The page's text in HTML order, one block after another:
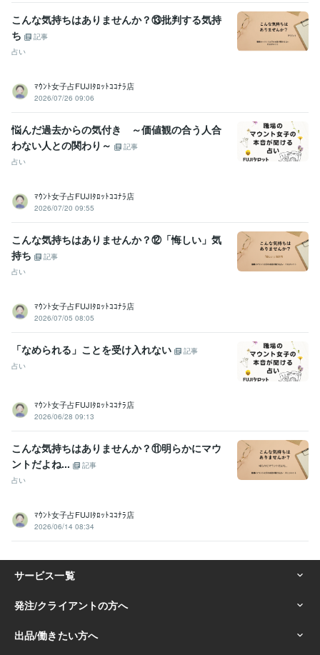
こんな気持ちはありませんか？⑬批判する気持
ち
記事
占い
ﾏｳﾝﾄ女子占FUJIﾀﾛｯﾄｺｺﾅﾗ店
2026/07/26 09:06
悩んだ過去からの気付き ～価値観の合う人合
わない人との関わり～
記事
占い
ﾏｳﾝﾄ女子占FUJIﾀﾛｯﾄｺｺﾅﾗ店
2026/07/20 09:55
こんな気持ちはありませんか？⑫「悔しい」気
持ち
記事
占い
ﾏｳﾝﾄ女子占FUJIﾀﾛｯﾄｺｺﾅﾗ店
2026/07/05 08:05
「なめられる」ことを受け入れない
記事
占い
ﾏｳﾝﾄ女子占FUJIﾀﾛｯﾄｺｺﾅﾗ店
2026/06/28 09:13
こんな気持ちはありませんか？⑪明らかにマウ
ントだよね...
記事
占い
ﾏｳﾝﾄ女子占FUJIﾀﾛｯﾄｺｺﾅﾗ店
2026/06/14 08:34